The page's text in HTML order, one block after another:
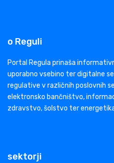
o Reguli
Portal Regula prinaša
uporabno vsebino ter digitalne
regulative v različnih poslovnih
elektronsko bančništvo,
zdravstvo, šolstvo ter
sektorji